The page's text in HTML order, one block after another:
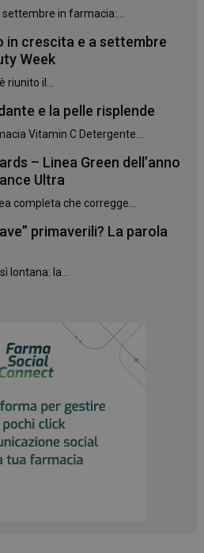
in farmacia:...
in crescita e a settembre
Week
riunito il...
e la pelle risplende
Vitamin C Detergente...
– Linea Green dell’anno
Ultra
completa che corregge...
primaverili? La parola
lontana: la...
Google LLC
.panoramacosmetico.it
1 anno 1
mese